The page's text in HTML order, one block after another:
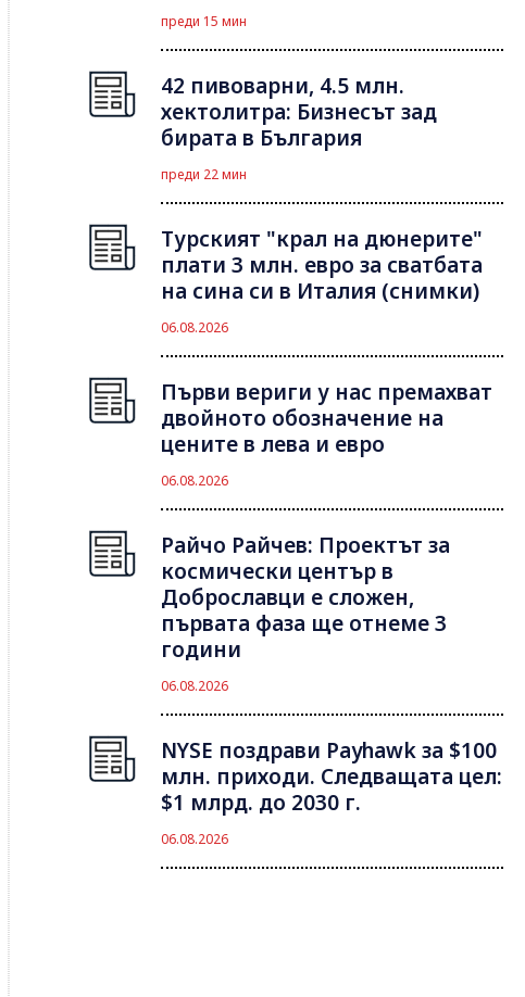
преди 15 мин
42 пивоварни, 4.5 млн.
хектолитра: Бизнесът зад
бирата в България
преди 22 мин
Турският "крал на дюнерите"
плати 3 млн. евро за сватбата
на сина си в Италия (снимки)
06.08.2026
Първи вериги у нас премахват
двойното обозначение на
цените в лева и евро
06.08.2026
Райчо Райчев: Проектът за
космически център в
Доброславци е сложен,
първата фаза ще отнеме 3
години
06.08.2026
NYSE поздрави Payhawk за $100
млн. приходи. Следващата цел:
$1 млрд. до 2030 г.
06.08.2026